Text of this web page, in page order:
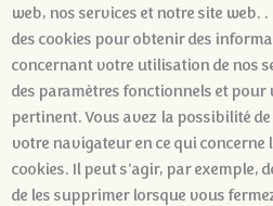
web, nos services et notre site web.
des cookies pour obtenir des
concernant votre utilisation de nos
des paramètres fonctionnels et
pertinent. Vous avez la possibilité
votre navigateur en ce qui
cookies. Il peut s'agir, par exemple,
de les supprimer lorsque vous